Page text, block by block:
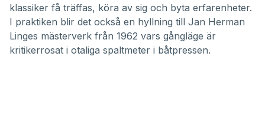
klassiker få träffas, köra av sig och byta erfarenheter.
I praktiken blir det också en hyllning till Jan Herman
Linges mästerverk från 1962 vars gångläge är
kritikerrosat i otaliga spaltmeter i båtpressen.